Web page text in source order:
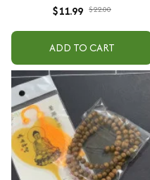
EQ
$11.99 $22.00
ADD TO CART